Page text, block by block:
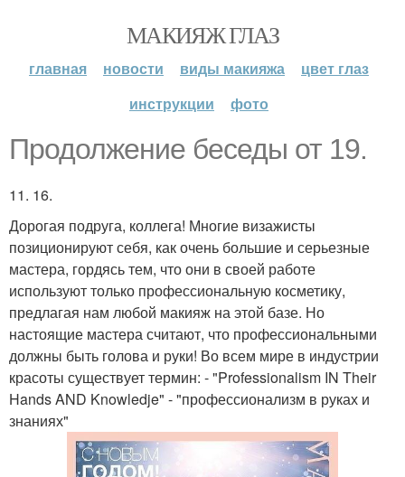
МАКИЯЖ ГЛАЗ
главная новости виды макияжа
цвет глаз
инструкции
фото
Продолжение беседы от 19.
11. 16.
Дорогая подруга, коллега! Многие визажисты
позиционируют себя, как очень большие и серьезные
мастера, гордясь тем, что они в своей работе
используют только профессиональную косметику,
предлагая нам любой макияж на этой базе. Но
настоящие мастера считают, что профессиональными
должны быть голова и руки! Во всем мире в индустрии
красоты существует термин: - "Professionalism IN Their
Hands AND Knowledje" - "профессионализм в руках и
знаниях"